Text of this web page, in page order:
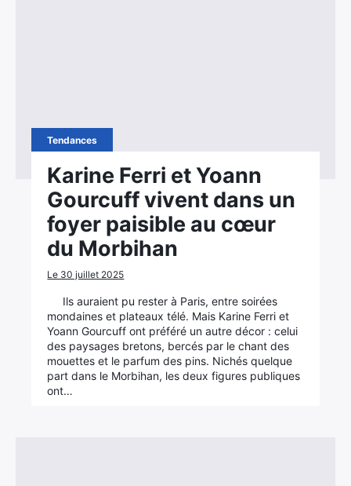
Tendances
Karine Ferri et Yoann
Gourcuff vivent dans un
foyer paisible au cœur
du Morbihan
Le 30 juillet 2025
Ils auraient pu rester à Paris, entre soirées
mondaines et plateaux télé. Mais Karine Ferri et
Yoann Gourcuff ont préféré un autre décor : celui
des paysages bretons, bercés par le chant des
mouettes et le parfum des pins. Nichés quelque
part dans le Morbihan, les deux figures publiques
ont…